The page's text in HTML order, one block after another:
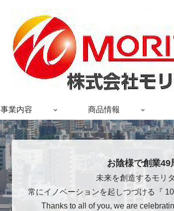
事業内容 商品情報
お陰様で創業49
未来を創造するモリ
常にイノベーションを起しつづける『
Thanks to all of you, we are